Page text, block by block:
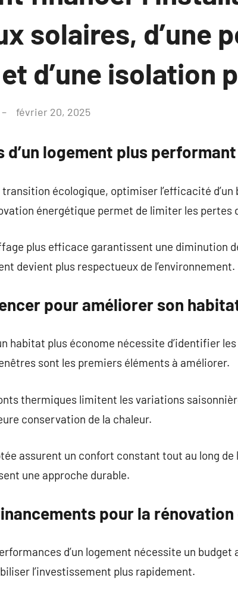
solaires, d’une
d’une isolation
février 20, 2025
d’un logement plus performant
écologique, optimiser l’efficacité
énergétique permet de limiter les pertes
plus efficace garantissent une diminution
devient plus respectueux de l’environnement.
pour améliorer son
habitat plus économe nécessite d’identifier
sont les premiers éléments à améliorer.
thermiques limitent les variations
conservation de la chaleur.
assurent un confort constant tout au long de
une approche durable.
pour la
d’un logement nécessite un
l’investissement plus rapidement.